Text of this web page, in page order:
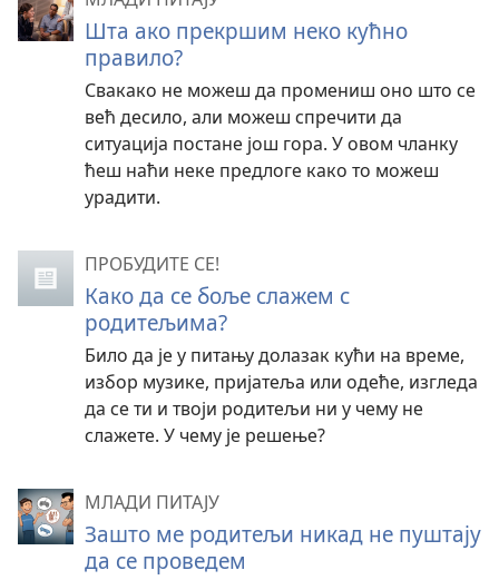
Шта ако прекршим неко кућно
правило?
Свакако не можеш да промениш оно што се
већ десило, али можеш спречити да
ситуација постане још гора. У овом чланку
ћеш наћи неке предлоге како то можеш
урадити.
ПРОБУДИТЕ СЕ!
Како да се боље слажем с
родитељима?
Било да је у питању долазак кући на време,
избор музике, пријатеља или одеће, изгледа
да се ти и твоји родитељи ни у чему не
слажете. У чему је решење?
МЛАДИ ПИТАЈУ
Зашто ме родитељи никад не пуштају
да се проведем